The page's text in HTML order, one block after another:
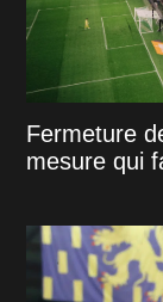
Fermeture
mesure qui